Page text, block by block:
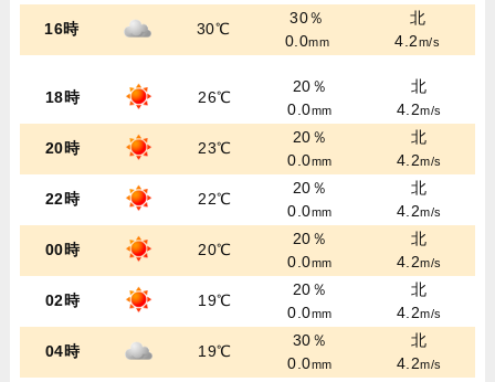
16時 30℃
30％
0.0mm
北
4.2m/s
18時 26℃
20％
0.0mm
北
4.2m/s
20時 23℃
20％
0.0mm
北
4.2m/s
22時 22℃
20％
0.0mm
北
4.2m/s
00時 20℃
20％
0.0mm
北
4.2m/s
02時 19℃
20％
0.0mm
北
4.2m/s
04時 19℃
30％
0.0mm
北
4.2m/s